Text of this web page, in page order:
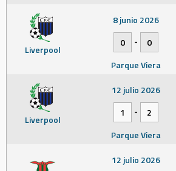
Liverpool
8 junio 2026
0
-
0
Parque Viera
Liverpool
12 julio 2026
1
-
2
Parque Viera
12 julio 2026